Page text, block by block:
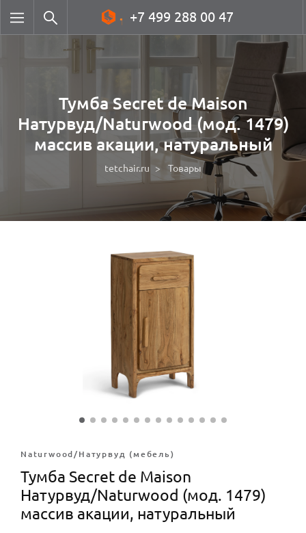
+7 499 288 00 47
Тумба Secret de Maison
Натурвуд/Naturwood (мод. 1479)
массив акации, натуральный
tetchair.ru Товары
Naturwood/Натурвуд (мебель)
Тумба Secret de Maison
Натурвуд/Naturwood (мод. 1479)
массив акации, натуральный